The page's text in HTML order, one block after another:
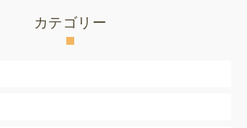
カテゴリー